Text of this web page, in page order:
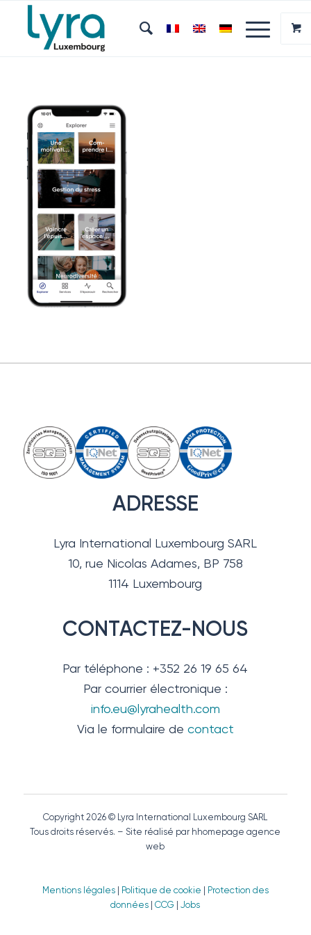
ADRESSE
Lyra International Luxembourg SARL
10, rue Nicolas Adames, BP 758
1114 Luxembourg
CONTACTEZ-NOUS
Par téléphone : +352 26 19 65 64
Par courrier électronique :
info.eu@lyrahealth.com
Via le formulaire de contact
Copyright 2026 © Lyra International Luxembourg SARL
Tous droits réservés. – Site réalisé par hhomepage agence
web
Mentions légales| Politique de cookie
Protection des
données |CCG |Jobs